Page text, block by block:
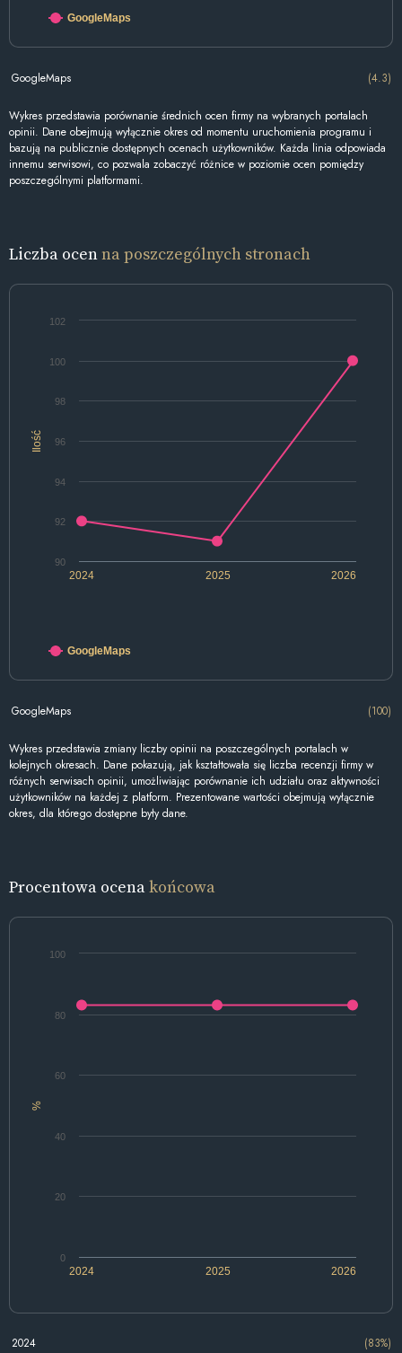
GoogleMaps
GoogleMaps (4.3)
Wykres przedstawia porównanie średnich ocen firmy na wybranych portalach
opinii. Dane obejmują wyłącznie okres od momentu uruchomienia programu i
bazują na publicznie dostępnych ocenach użytkowników. Każda linia odpowiada
innemu serwisowi, co pozwala zobaczyć różnice w poziomie ocen pomiędzy
poszczególnymi platformami.
Liczba ocenna poszczególnych stronach
Ilość
2024 2025 2026
90
92
94
96
98
100
102
GoogleMaps
GoogleMaps (100)
Wykres przedstawia zmiany liczby opinii na poszczególnych portalach w
kolejnych okresach. Dane pokazują, jak kształtowała się liczba recenzji firmy w
różnych serwisach opinii, umożliwiając porównanie ich udziału oraz aktywności
użytkowników na każdej z platform. Prezentowane wartości obejmują wyłącznie
okres, dla którego dostępne były dane.
Procentowa ocenakońcowa
%
2024 2025 2026
0
20
40
60
80
100
2024
(83%)